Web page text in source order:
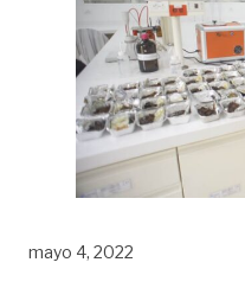
mayo 4, 2022